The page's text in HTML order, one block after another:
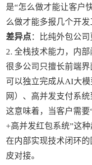
是“怎么做才能让客户
么做才能多报几个开发
差异点 ：比纯外包公司
2. 全栈技术能力，内
很多公司只擅长前端
可以独立完成从AI大
网）、高并发支付系
这意味着，当客户需
+高并发红包系统”这种
在内部实现技术闭环
皮对接。